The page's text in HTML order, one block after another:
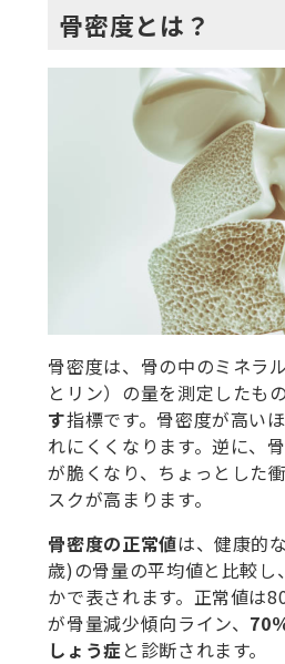
骨密度とは？
骨密度は、骨の中のミネラ
とリン）の量を測定したもの
す指標です。骨密度が高い
れにくくなります。逆に、
が脆くなり、ちょっとした
スクが高まります。
骨密度の正常値は、健康的
歳)の骨量の平均値と比較し
かで表されます。正常値は
が骨量減少傾向ライン、 70
しょう症と診断されます。